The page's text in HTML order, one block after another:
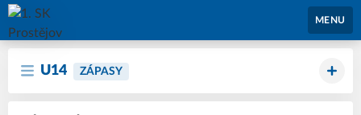
1. SK Prostějov
MENU
U14 ZÁPASY